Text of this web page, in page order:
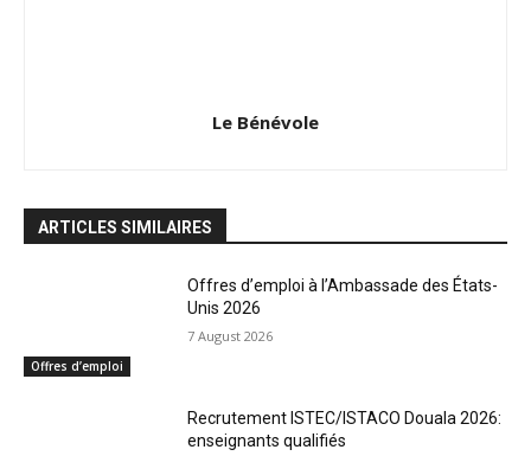
Le Bénévole
ARTICLES SIMILAIRES
Offres d’emploi
Offres d’emploi à l’Ambassade des États-
Unis 2026
7 August 2026
Recrutement ISTEC/ISTACO Douala 2026:
enseignants qualifiés